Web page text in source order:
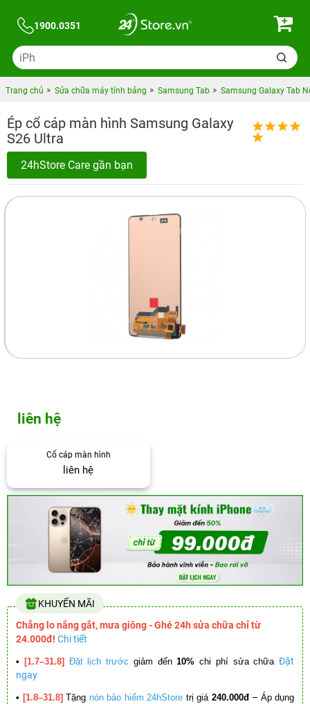
1900.0351
Trang chủ Sửa chữa máy tính bảng Samsung Tab Samsung Galaxy Tab
Ép cổ cáp màn hình Samsung Galaxy
S26 Ultra
24hStore Care gần bạn
liên hệ
Cổ cáp màn hình
liên hệ
KHUYẾN MÃI
Chẳng lo nắng gắt, mưa giông - Ghé 24h sửa chữa chỉ từ
24.000đ! Chi tiết
• [1.7–31.8] Đặt lịch trước giảm đến10% chi phí sửa chữa Đặt
ngay
• [1.8–31.8] Tặng nón bảo hiểm 24hStore trị giá 240.000đ – Áp dụng